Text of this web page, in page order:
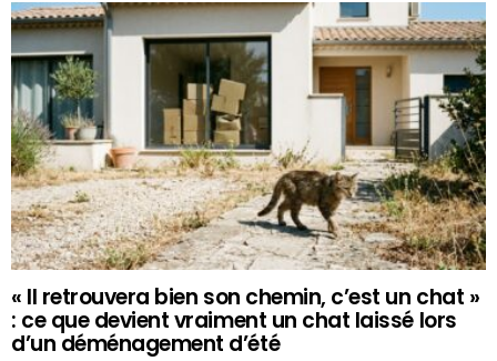
« Il retrouvera bien son chemin, c’est un chat »
: ce que devient vraiment un chat laissé lors
d’un déménagement d’été